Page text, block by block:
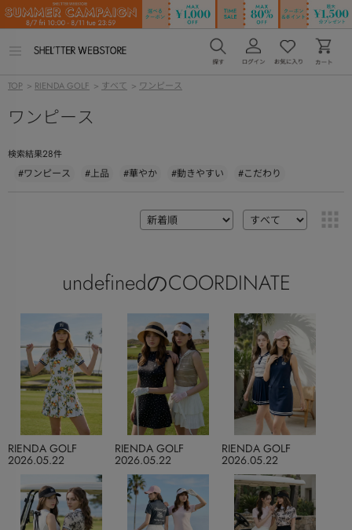
ー
開
く
TOP > RIENDA GOLF > すべて > ワンピース
ワンピース
検索結果28件
#ワンピース #上品 #華やか #動きやすい #こだわり
undefinedのCOORDINATE
2026.05.22
RIENDA GOLF
2026.05.22
RIENDA GOLF
2026.05.22
RIENDA GOLF